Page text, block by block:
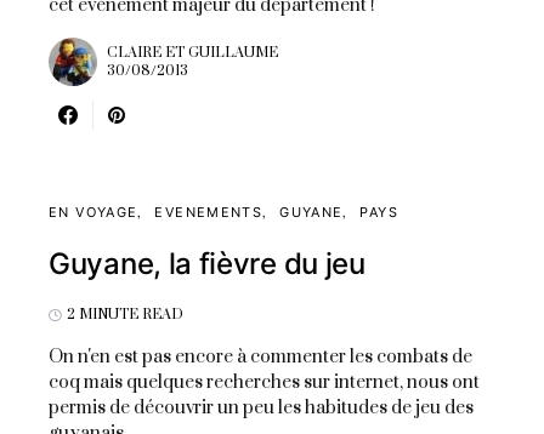
cet évènement majeur du département !
CLAIRE ET GUILLAUME
30/08/2013
EN VOYAGE EVENEMENTS GUYANE PAYS
Guyane, la fièvre du jeu
2 MINUTE READ
On n'en est pas encore à commenter les combats de
coq mais quelques recherches sur internet, nous ont
permis de découvrir un peu les habitudes de jeu des